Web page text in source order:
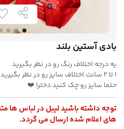
بادی آستین بلند
یه درجه اختلاف رنگ رو در نظر بگیرید
۱ تا ۲ سانت اختلاف سایز رو در نظر بگیرید
حتما سایز رو چک کنید دخترا ❤️
توجه داشته باشید لیبل در لباس ها
های اعلام شده ارسال می گردد.